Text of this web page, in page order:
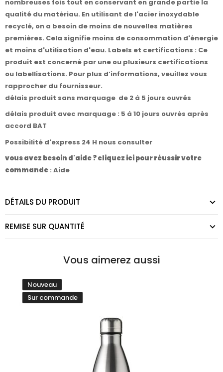
nombreuses fois tout en conservant en grande partie la
qualité du matériau. En utilisant de l'acier inoxydable
recyclé, on a besoin de moins de nouvelles matières
premières. Cela signifie moins de consommation d'énergie
et moins d'utilisation d'eau. Labels et certifications : Ce
produit est concerné par une ou plusieurs certifications
ou labellisations. Pour plus d’informations, veuillez vous
rapprocher du fournisseur.
délais produit sans marquage de 2 à 5 jours ouvrés
délais produit avec marquage : 5 à 10 jours ouvrés après
accord BAT
Possibilité d'express 24 H nous consulter
vous avez besoin d'aide ? cliquez ici pour réussir votre
commande : Aide
DÉTAILS DU PRODUIT
REMISE SUR QUANTITÉ
Vous aimerez aussi
Nouveau
Sur commande